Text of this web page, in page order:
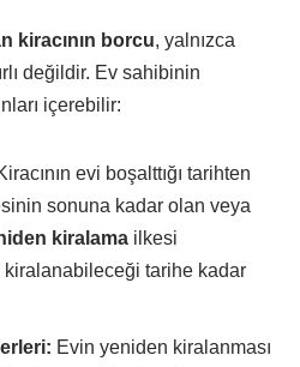
kiracının borcu, yalnızca
değildir. Ev sahibinin
içerebilir:
evi boşalttığı tarihten
sonuna kadar olan veya
kiralama ilkesi
tarihe kadar
Evin yeniden kiralanması